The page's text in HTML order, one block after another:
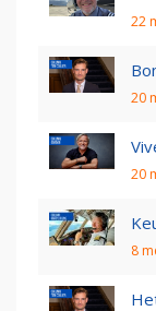
22
20
20
8